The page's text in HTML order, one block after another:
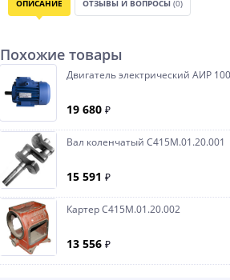
ОПИСАНИЕ ОТЗЫВЫ И ВОПРОСЫ (0)
Похожие товары
Двигатель электрический АИР
19 680 ₽
Вал коленчатый С415М.01.20.001
15 591 ₽
Картер С415М.01.20.002
13 556 ₽